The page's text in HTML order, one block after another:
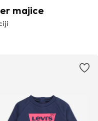
majice